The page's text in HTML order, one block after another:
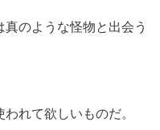
のような怪物と出会う
れて欲しいものだ。